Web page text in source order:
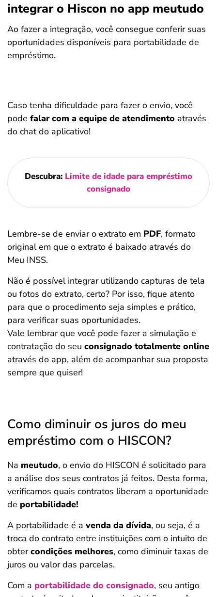
integrar o Hiscon no app meutudo
Ao fazer a integração, você consegue conferir suas
oportunidades disponíveis para portabilidade de
empréstimo.
Caso tenha dificuldade para fazer o envio, você
pode falar com a equipe de atendimento através
do chat do aplicativo!
Descubra: Limite de idade para empréstimo
consignado
Lembre-se de enviar o extrato em PDF, formato
original em que o extrato é baixado através do
Meu INSS.
Não é possível integrar utilizando capturas de tela
ou fotos do extrato, certo? Por isso, fique atento
para que o procedimento seja simples e prático,
para verificar suas oportunidades.
Vale lembrar que você pode fazer a simulação e
contratação do seu consignado totalmente online
através do app, além de acompanhar sua proposta
sempre que quiser!
Como diminuir os juros do meu
empréstimo com o HISCON?
Na meutudo, o envio do HISCON é solicitado para
a análise dos seus contratos já feitos. Desta forma,
verificamos quais contratos liberam a oportunidade
de portabilidade!
A portabilidade é a venda da dívida, ou seja, é a
troca do contrato entre instituições com o intuito de
obtercondições melhores, como diminuir taxas de
juros ou valor das parcelas.
Com a portabilidade do consignado, seu antigo